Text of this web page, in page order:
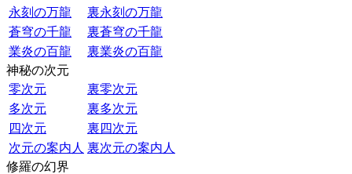
永刻の万龍
裏永刻の万龍
蒼穹の千龍
裏蒼穹の千龍
業炎の百龍
裏業炎の百龍
神秘の次元
零次元
裏零次元
多次元
裏多次元
四次元
裏四次元
次元の案内人 裏次元の案内人
修羅の幻界